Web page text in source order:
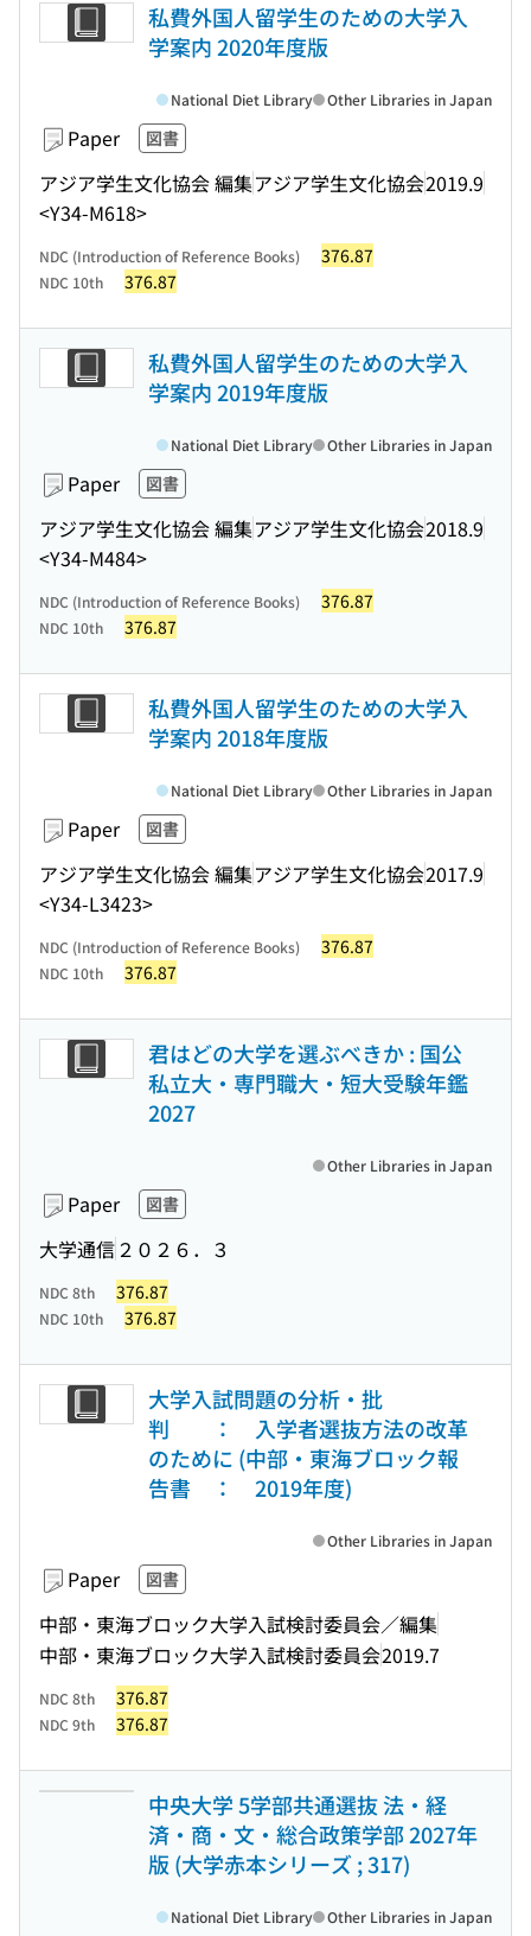
私費外国人留学生のための大学入
学案内 2020年度版
Paper 図書
アジア学生文化協会 編集アジア学生文化協会2019.9
<Y34-M618>
National Diet Library Other Libraries in Japan
NDC (Introduction of Reference Books) 376.87
NDC 10th 376.87
私費外国人留学生のための大学入
学案内 2019年度版
Paper 図書
アジア学生文化協会 編集アジア学生文化協会2018.9
<Y34-M484>
National Diet Library Other Libraries in Japan
NDC (Introduction of Reference Books) 376.87
NDC 10th 376.87
私費外国人留学生のための大学入
学案内 2018年度版
Paper 図書
アジア学生文化協会 編集アジア学生文化協会2017.9
<Y34-L3423>
National Diet Library Other Libraries in Japan
NDC (Introduction of Reference Books) 376.87
NDC 10th 376.87
君はどの大学を選ぶべきか : 国公
私立大・専門職大・短大受験年鑑
2027
Paper 図書
大学通信 ２０２６．３
Other Libraries in Japan
NDC 8th 376.87
NDC 10th 376.87
大学入試問題の分析・批
判 ： 入学者選抜方法の改革
のために (中部・東海ブロック報
告書 ： 2019年度)
Paper 図書
中部・東海ブロック大学入試検討委員会／編集
中部・東海ブロック大学入試検討委員会2019.7
Other Libraries in Japan
NDC 8th 376.87
NDC 9th 376.87
中央大学 5学部共通選抜 法・経
済・商・文・総合政策学部 2027年
版 (大学赤本シリーズ ; 317)
National Diet Library Other Libraries in Japan